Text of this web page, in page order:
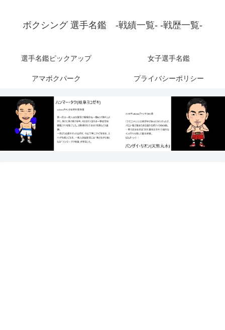
ボクシング 選手名鑑 -戦績一覧- -戦歴一覧-
選手名鑑ピックアップ 女子選手名鑑
アマボクパーク プライバシーポリシー